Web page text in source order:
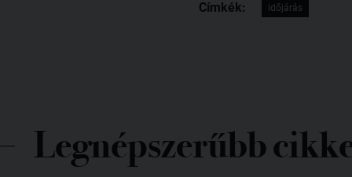
Címkék: időjárás
Legnépszerűbb